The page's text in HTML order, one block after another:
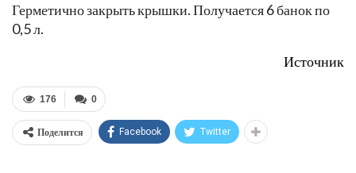
Герметично закрыть крышки. Получается 6 банок по
0,5 л.
Источник
0
176
Поделится Facebook Twitter